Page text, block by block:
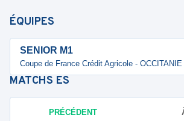
ÉQUIPES
SENIOR M1
Coupe de France Crédit Agricole -
MATCHS ES
PRÉCÉDENT